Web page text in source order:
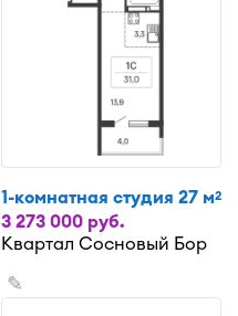
1-комнатная студия 27 м2
3 273 000 руб.
Квартал Сосновый Бор
✎